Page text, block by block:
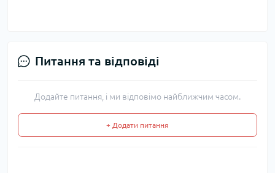
Питання та відповіді
Додайте питання, і ми відповімо найближчим часом.
+ Додати питання